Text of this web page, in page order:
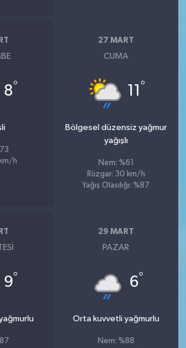
8°
h
27 MART
CUMA
11 °
Bölgesel düzensiz yağmur
yağışlı
Nem: %61
Rüzgar: 30 km/h
Yağış Olasılığı: %87
9°
29 MART
PAZAR
6°
Orta kuvvetli yağmurlu
Nem: %88